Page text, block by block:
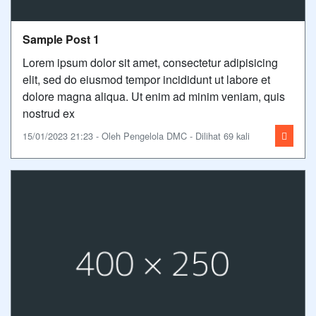
Sample Post 1
Lorem ipsum dolor sit amet, consectetur adipisicing
elit, sed do eiusmod tempor incididunt ut labore et
dolore magna aliqua. Ut enim ad minim veniam, quis
nostrud ex
15/01/2023 21:23 - Oleh Pengelola DMC - Dilihat 69 kali